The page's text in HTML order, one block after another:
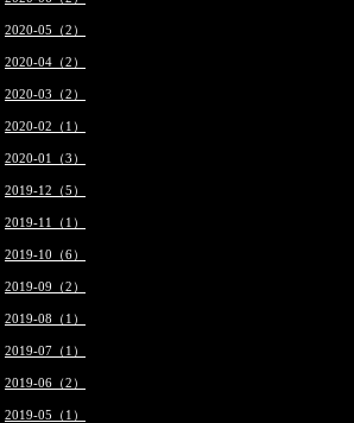
2020-05（2）
2020-04（2）
2020-03（2）
2020-02（1）
2020-01（3）
2019-12（5）
2019-11（1）
2019-10（6）
2019-09（2）
2019-08（1）
2019-07（1）
2019-06（2）
2019-05（1）